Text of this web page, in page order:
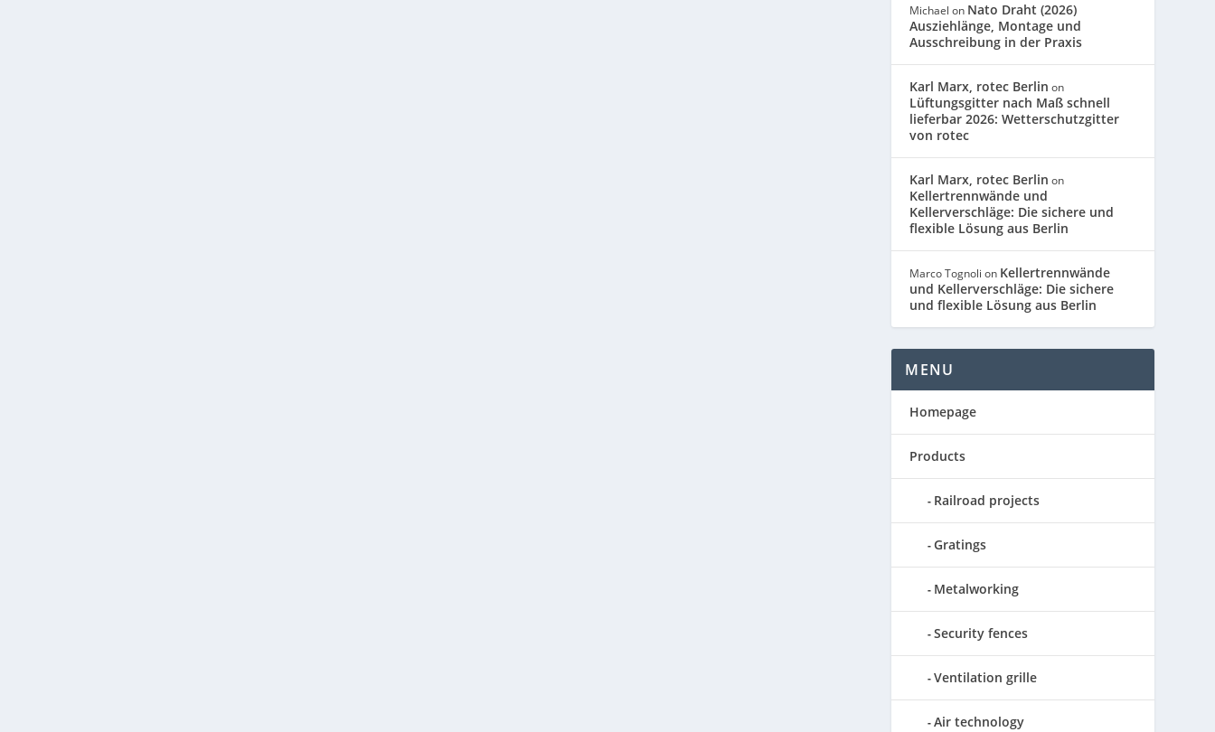
Michael on Nato Draht (2026)
Ausziehlänge, Montage und
Ausschreibung in der Praxis
Karl Marx, rotec Berlin on
Lüftungsgitter nach Maß schnell
lieferbar 2026: Wetterschutzgitter
von rotec
Karl Marx, rotec Berlin on
Kellertrennwände und
Kellerverschläge: Die sichere und
flexible Lösung aus Berlin
Marco Tognoli on Kellertrennwände
und Kellerverschläge: Die sichere
und flexible Lösung aus Berlin
MENU
Homepage
Products
Railroad projects
Gratings
Metalworking
Security fences
Ventilation grille
Air technology